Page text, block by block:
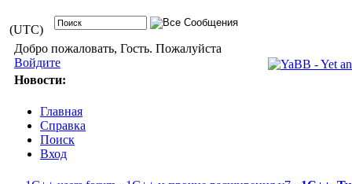
(UTC)
Добро пожаловать, Гость. Пожалуйста
Войдите
Новости:
Главная
Справка
Поиск
Вход